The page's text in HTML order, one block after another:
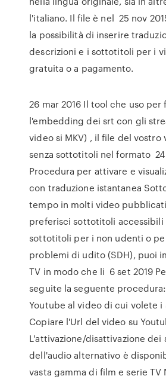
l'italiano. Il file è nel 25 nov
la possibilità di inserire
descrizioni e i sottotitoli per i
gratuita o a pagamento.
26 mar 2016 Il tool che uso per
l'embedding dei srt con gli
video si MKV) , il file del vostro
senza sottotitoli nel formato 24
Procedura per attivare e
con traduzione istantanea
tempo in molti video pubblicati
preferisci sottotitoli accessibili
sottotitoli per i non udenti o
problemi di udito (SDH), puoi
TV in modo che li 6 set 2019
seguite la seguente
Youtube al video di cui volete
Copiare l'Url del video su
L'attivazione/disattivazione
dell'audio alternativo è
vasta gamma di film e serie TV